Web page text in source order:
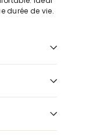
durée de vie.